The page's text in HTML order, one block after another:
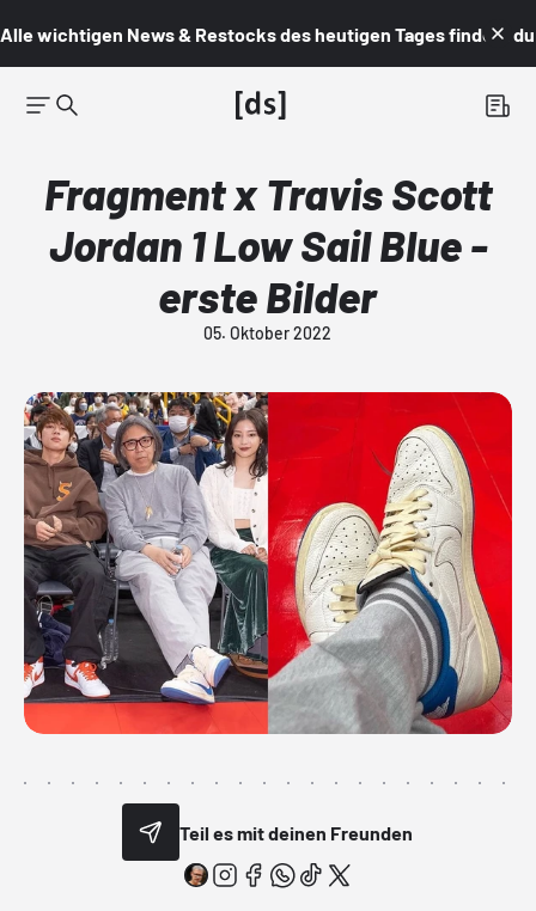
Alle wichtigen News & Restocks des heutigen Tages findest du
Fragment x Travis Scott
Jordan 1 Low Sail Blue -
erste Bilder
05. Oktober 2022
Teil es mit deinen Freunden